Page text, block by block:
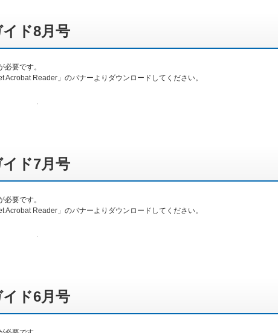
ド8月号
要です。
Acrobat Reader」のバナーよりダウンロードしてください。
ド7月号
要です。
Acrobat Reader」のバナーよりダウンロードしてください。
ド6月号